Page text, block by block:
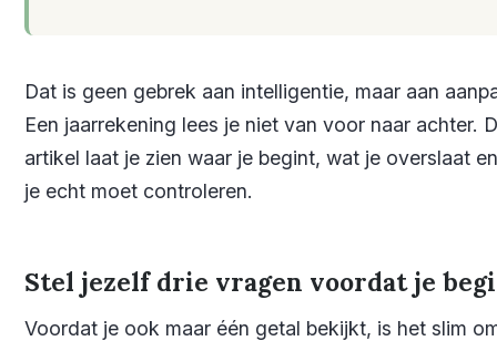
Dat is geen gebrek aan intelligentie, maar aan
Een jaarrekening lees je niet van voor naar achter.
artikel laat je zien waar je begint, wat je overslaat
je echt moet controleren.
Stel jezelf drie vragen voordat je
Voordat je ook maar één getal bekijkt, is het slim